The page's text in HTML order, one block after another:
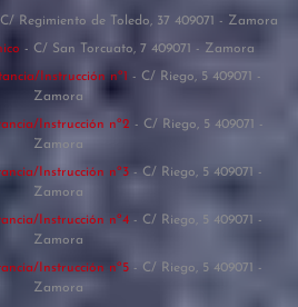
Regimiento de Toledo, 37 409071 - Zamora
- C/ San Torcuato, 7 409071 - Zamora
Instrucción nº1 - C/ Riego, 5 409071 -
Zamora
Instrucción nº2 - C/ Riego, 5 409071 -
Zamora
Instrucción nº3 - C/ Riego, 5 409071 -
Zamora
Instrucción nº4 - C/ Riego, 5 409071 -
Zamora
Instrucción nº5 - C/ Riego, 5 409071 -
Zamora